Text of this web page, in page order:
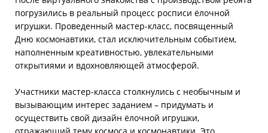
погрузились в реальный процесс росписи ёлочной
игрушки. Проведенный мастер-класс, посвященный
Дню космонавтики, стал исключительным событием,
наполненным креативностью, увлекательными
открытиями и вдохновляющей атмосферой.
Участники мастер-класса столкнулись с необычным и
вызывающим интерес заданием – придумать и
осуществить свой дизайн ёлочной игрушки,
отражающий тему космоса и космонавтики. Это